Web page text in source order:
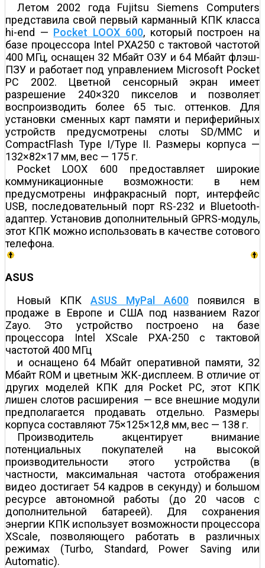
Летом 2002 года Fujitsu Siemens Computers
представила свой первый карманный КПК класса
hi-end — Pocket LOOX 600, который построен на
базе процессора Intel PXA250 с тактовой частотой
400 МГц, оснащен 32 Мбайт ОЗУ и 64 Мбайт флэш-
ПЗУ и работает под управлением Microsoft Pocket
PC 2002. Цветной сенсорный экран имеет
разрешение 240×320 пикселов и позволяет
воспроизводить более 65 тыс. оттенков. Для
установки сменных карт памяти и периферийных
устройств предусмотрены слоты SD/MMC и
CompactFlash Type I/Type II. Размеры корпуса —
132×82×17 мм, вес — 175 г.
Pocket LOOX 600 предоставляет широкие
коммуникационные возможности: в нем
предусмотрены инфракрасный порт, интерфейс
USB, последовательный порт RS-232 и Bluetooth-
адаптер. Установив дополнительный GPRS-модуль,
этот КПК можно использовать в качестве сотового
телефона.
ASUS
Новый КПК ASUS MyPal A600 появился в
продаже в Европе и США под названием Razor
Zayo. Это устройство построено на базе
процессора Intel XScale PXA-250 с тактовой
частотой 400 МГц
и оснащено 64 Мбайт оперативной памяти, 32
Мбайт ROM и цветным ЖК-дисплеем. В отличие от
других моделей КПК для Pocket PC, этот КПК
лишен слотов расширения — все внешние модули
предполагается продавать отдельно. Размеры
корпуса составляют 75×125×12,8 мм, вес — 138 г.
Производитель акцентирует внимание
потенциальных покупателей на высокой
производительности этого устройства (в
частности, максимальная частота отображения
видео достигает 54 кадров в секунду) и большом
ресурсе автономной работы (до 20 часов с
дополнительной батареей). Для сохранения
энергии КПК использует возможности процессора
XScale, позволяющего работать в различных
режимах (Turbo, Standard, Power Saving или
Automatic).